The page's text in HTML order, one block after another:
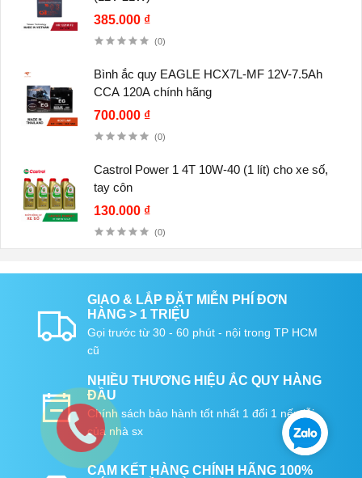
385.000 ₫
(0)
Bình ắc quy EAGLE HCX7L-MF 12V-7.5Ah
CCA 120A chính hãng
700.000 ₫
(0)
Castrol Power 1 4T 10W-40 (1 lít) cho xe số,
tay côn
130.000 ₫
(0)
GIAO & LẮP ĐẶT MIỄN PHÍ ĐƠN
HÀNG > 1 TRIỆU
Gọi trước từ 30 - 60 phút - nội trong TP HCM
cũ
NHIỀU THƯƠNG HIỆU ẮC QUY HÀNG
ĐẦU
Chính sách bảo hành tốt nhất 1 đổi 1 nếu lỗi
của nhà sx
CAM KẾT HÀNG CHÍNH HÃNG 100%